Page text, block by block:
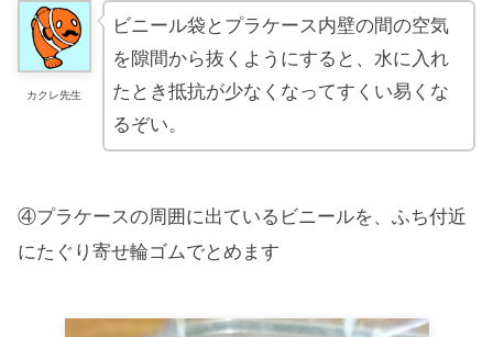
カクレ先生
ビニール袋とプラケース内壁の間の空気
を隙間から抜くようにすると、水に入れ
たとき抵抗が少なくなってすくい易くな
るぞい。
④プラケースの周囲に出ているビニールを、ふち付近
にたぐり寄せ輪ゴムでとめます